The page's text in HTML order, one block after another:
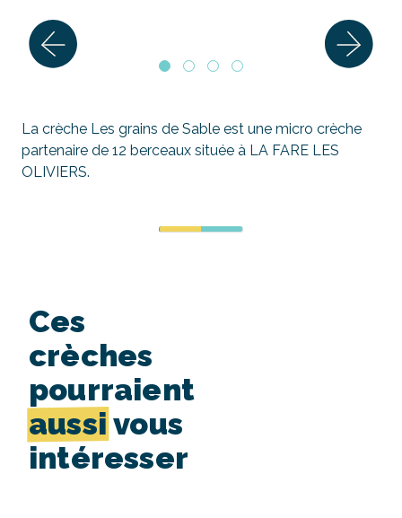
La crèche Les grains de Sable est une micro crèche
partenaire de 12 berceaux située à LA FARE LES
OLIVIERS.
Ces
crèches
pourraient
aussi vous
intéresser